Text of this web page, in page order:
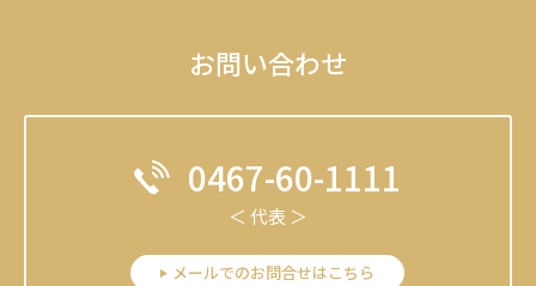
お問い合わせ
0467-60-1111
＜ 代表 ＞
メールでのお問合せはこちら